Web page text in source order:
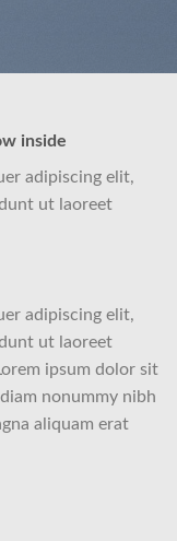
inside
adipiscing elit,
ut laoreet
adipiscing elit,
ut laoreet
ipsum dolor sit
nonummy nibh
aliquam erat